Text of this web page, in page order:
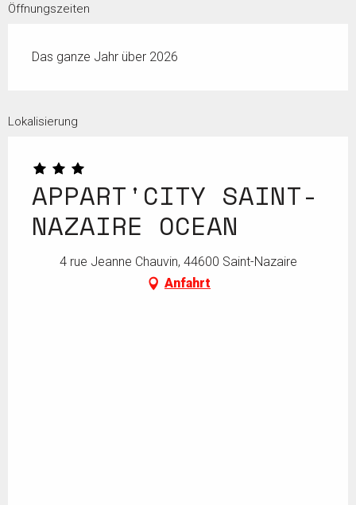
Öffnungszeiten
Das ganze Jahr über 2026
Lokalisierung
APPART'CITY SAINT-
NAZAIRE OCEAN
4 rue Jeanne Chauvin, 44600 Saint-Nazaire
Anfahrt